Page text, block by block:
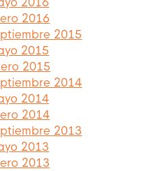
2016
2015
2015
2015
2014
2014
2014
2013
2013
2013